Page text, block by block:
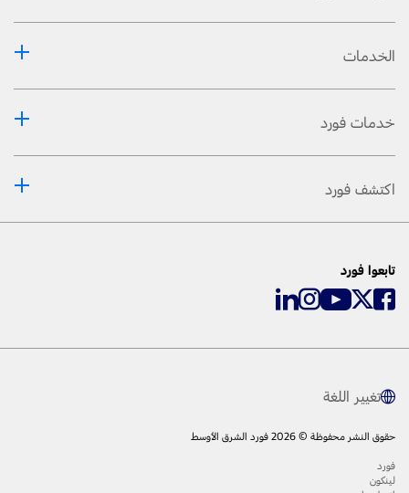
الخدمات
خدمات فورد
اكتشف فورد
تابعوا فورد
تغيير اللغة
حقوق النشر محفوظة © 2026 فورد الشرق الأوسط
فورد
لينكون